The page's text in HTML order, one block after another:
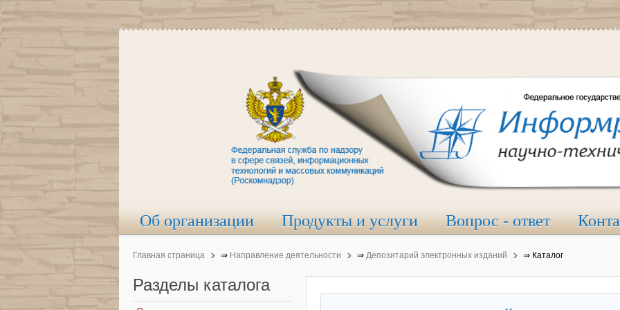
Об организации Продукты и услуги Вопрос - ответ
Главная страница ⇒ Направление деятельности ⇒ Депозитарий электронных изданий ⇒ Каталог
Разделы каталога